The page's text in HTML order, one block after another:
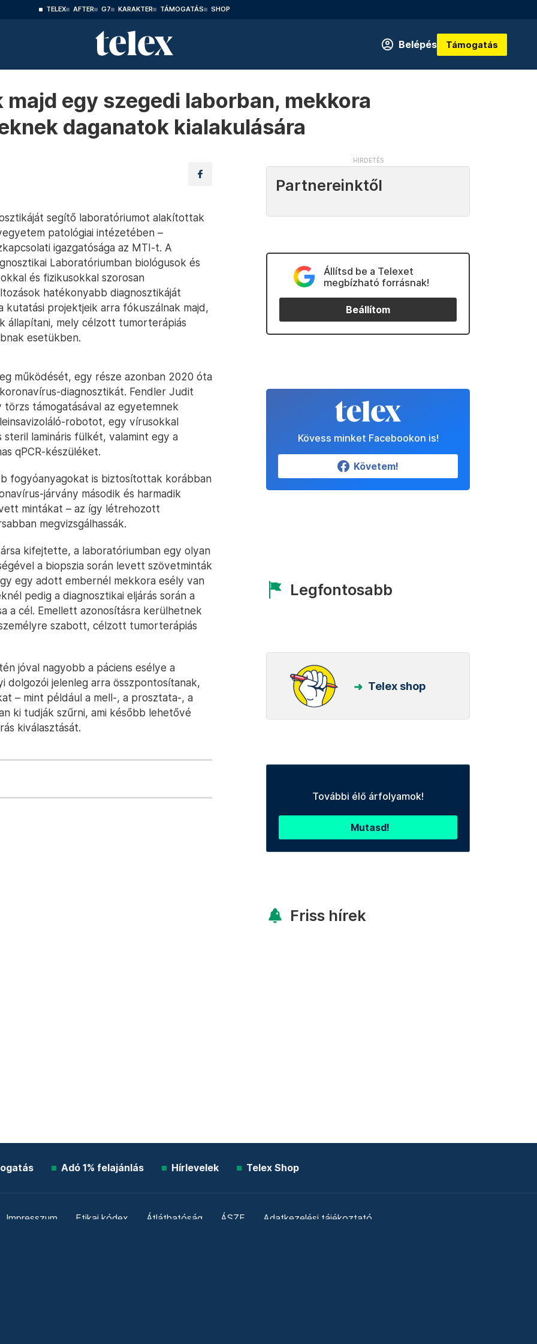
TELEX AFTER G7 KARAKTER TÁMOGATÁS SHOP
Belépés Támogatás
egy szegedi laborban, mekkora
daganatok kialakulására
segítő laboratóriumot alakítottak
patológiai intézetében –
igazgatósága az MTI-t. A
Laboratóriumban biológusok és
és fizikusokkal szorosan
hatékonyabb diagnosztikáját
kutatási projektjeik arra fókuszálnak majd,
állapítani, mely célzott tumorterápiás
esetükben.
működését, egy része azonban 2020 óta
diagnosztikát. Fendler Judit
támogatásával az egyetemnek
robotot, egy vírusokkal
lamináris fülkét, valamint egy a
qPCR-készüléket.
fogyóanyagokat is biztosítottak korábban
járvány második és harmadik
mintákat – az így létrehozott
megvizsgálhassák.
kifejtette, a laboratóriumban egy olyan
a biopszia során levett szövetminták
egy adott embernél mekkora esély van
pedig a diagnosztikai eljárás során a
a cél. Emellett azonosításra kerülhetnek
szabott, célzott tumorterápiás
jóval nagyobb a páciens esélye a
dolgozói jelenleg arra összpontosítanak,
– mint például a mell-, a prosztata-, a
ki tudják szűrni, ami később lehetővé
kiválasztását.
Partnereinktől
Állítsd be a Telexet
megbízható forrásnak!
Beállítom
Kövess minket Facebookon is!
Követem!
Legfontosabb
Telex shop
További élő árfolyamok!
Mutasd!
Friss hírek
Adó 1% felajánlás Hírlevelek Telex Shop
Impresszum Etikai kódex Átláthatóság ÁSZF Adatkezelési tájékoztató